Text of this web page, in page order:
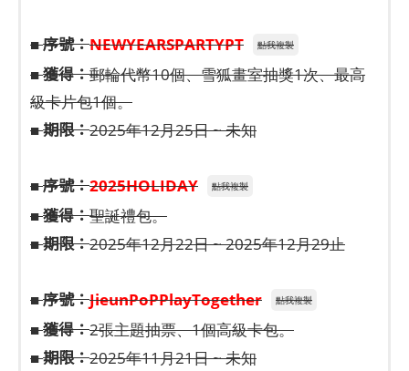
■序號：NEWYEARSPARTYPT 點我複製
■獲得：郵輪代幣10個、雪狐畫室抽獎1次、最高
級卡片包1個。
■期限：2025年12月25日 ~ 未知
■序號：2025HOLIDAY 點我複製
■獲得：聖誕禮包。
■期限：2025年12月22日 ~ 2025年12月29止
■序號：JieunPoPPlayTogether 點我複製
■獲得：2張主題抽票、1個高級卡包。
■期限：2025年11月21日 ~ 未知